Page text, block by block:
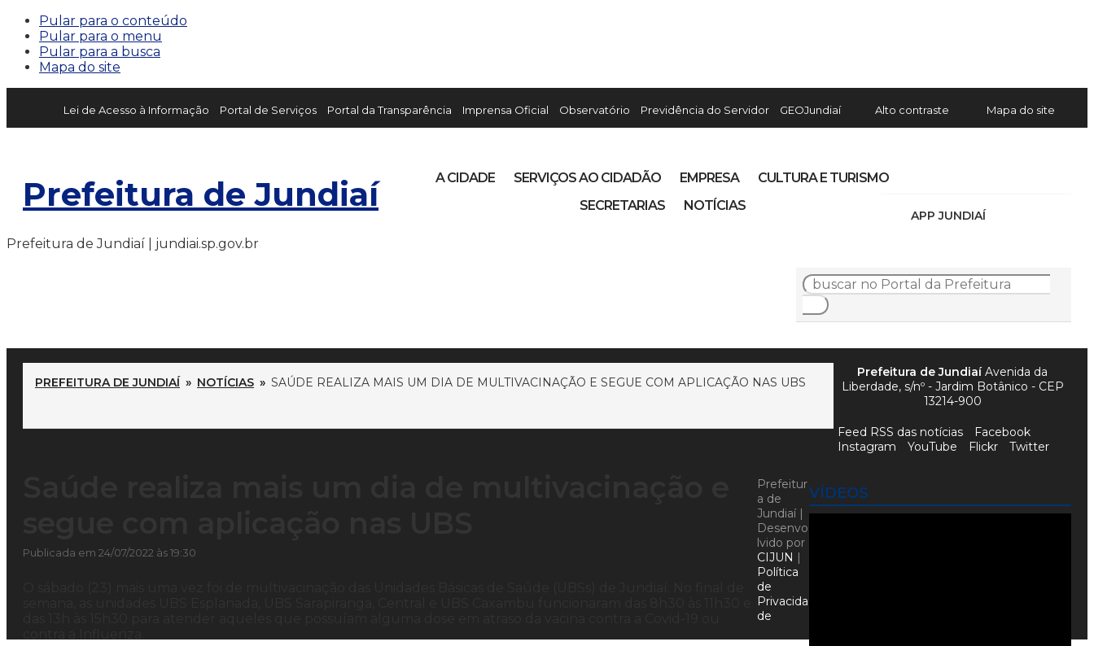
Pular para o conteúdo
Pular para o menu
Pular para a busca
Mapa do site
Lei de Acesso à Informação Portal de Serviços Portal da Transparência Imprensa Oficial Observatório Previdência do Servidor GEOJundiaí Alto contraste Mapa do site
Prefeitura de Jundiaí
APP JUNDIAÍ
A CIDADE SERVIÇOS AO CIDADÃO EMPRESA
CULTURA E TURISMO
SECRETARIAS
NOTÍCIAS
Prefeitura de Jundiaí | jundiai.sp.gov.br
PREFEITURA DE JUNDIAÍ » NOTÍCIAS » SAÚDE REALIZA MAIS UM DIA DE MULTIVACINAÇÃO E SEGUE COM APLICAÇÃO NAS UBS
Publicada em 24/07/2022 às 19:30
VÍDEOS
Prefeitura de JundiaíAvenida da
Liberdade, s/nº - Jardim Botânico - CEP
13214-900
Feed RSS das notícias
Facebook
Instagram
YouTube Flickr Twitter
Prefeitur
a de
Jundiaí |
Desenvo
lvido por
CIJUN |
Política
de
Privacida
de